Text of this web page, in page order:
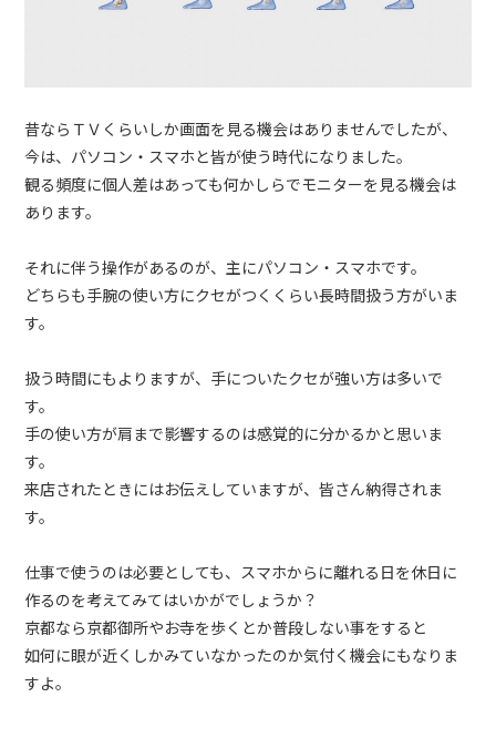
昔ならＴＶくらいしか画面を見る機会はありませんでしたが、
今は、パソコン・スマホと皆が使う時代になりました。
観る頻度に個人差はあっても何かしらでモニターを見る機会は
あります。
それに伴う操作があるのが、主にパソコン・スマホです。
どちらも手腕の使い方にクセがつくくらい長時間扱う方がいま
す。
扱う時間にもよりますが、手についたクセが強い方は多いで
す。
手の使い方が肩まで影響するのは感覚的に分かるかと思いま
す。
来店されたときにはお伝えしていますが、皆さん納得されま
す。
仕事で使うのは必要としても、スマホからに離れる日を休日に
作るのを考えてみてはいかがでしょうか？
京都なら京都御所やお寺を歩くとか普段しない事をすると
如何に眼が近くしかみていなかったのか気付く機会にもなりま
すよ。